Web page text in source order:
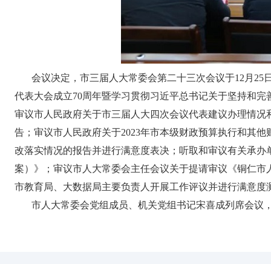
会议决定，市三届人大常委会第二十三次会议于12月
代表大会成立70周年暨学习贯彻习近平总书记关于坚持和
审议市人民政府关于市三届人大四次会议代表建议办理情
告；审议市人民政府关于2023年市本级财政预算执行和其
改落实情况的报告并进行满意度表决；听取和审议有关承
案）》；审议市人大常委会主任会议关于提请审议《铜仁
市教育局、大数据局主要负责人开展工作评议并进行满意
市人大常委会党组成员、机关党组书记宋喜成列席会